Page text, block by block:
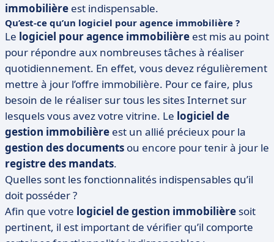
immobilière est indispensable.
Qu’est-ce qu’un logiciel pour agence immobilière ?
Le logiciel pour agence immobilière est mis au point
pour répondre aux nombreuses tâches à réaliser
quotidiennement. En effet, vous devez régulièrement
mettre à jour l’offre immobilière. Pour ce faire, plus
besoin de le réaliser sur tous les sites Internet sur
lesquels vous avez votre vitrine. Le logiciel de
gestion immobilière est un allié précieux pour la
gestion des documents ou encore pour tenir à jour le
registre des mandats.
Quelles sont les fonctionnalités indispensables qu’il
doit posséder ?
Afin que votre logiciel de gestion immobilière soit
pertinent, il est important de vérifier qu’il comporte